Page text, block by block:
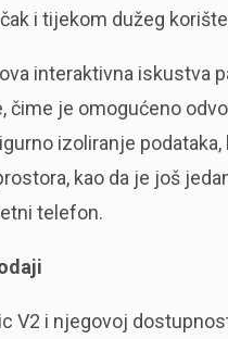
i tijekom dužeg
interaktivna iskustva
čime je omogućeno
izoliranje
kao da je još
telefon.
V2 i njegovoj